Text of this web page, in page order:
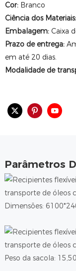
Cor: Branco
Ciência dos Materiais:
Embalagem: Caixa
Prazo de entrega:
em até 20 dias.
Modalidade de
Parâmetros
Dimensões:
Peso da sacola: